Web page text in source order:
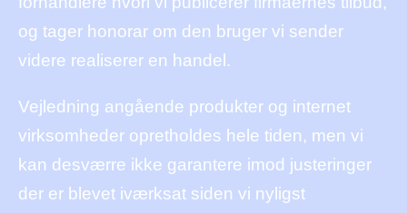
og tager honorar om den bruger vi sender
videre realiserer en handel.
Vejledning angående produkter og internet
virksomheder opretholdes hele tiden, men vi
kan desværre ikke garantere imod justeringer
der er blevet iværksat siden vi nyligst